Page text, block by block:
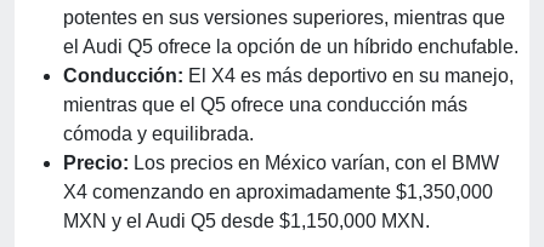
potentes en sus versiones superiores, mientras que
el Audi Q5 ofrece la opción de un híbrido enchufable.
Conducción: El X4 es más deportivo en su manejo,
mientras que el Q5 ofrece una conducción más
cómoda y equilibrada.
Precio: Los precios en México varían, con el BMW
X4 comenzando en aproximadamente $1,350,000
MXN y el Audi Q5 desde $1,150,000 MXN.